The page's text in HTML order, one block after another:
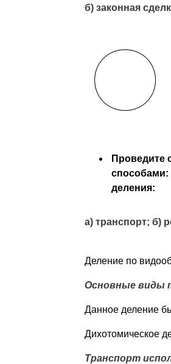
б) законная
Проведите
способами:
деления:
а) транспорт; б)
Деление по
Основные виды
Данное деление
Дихотомическое
Транспорт